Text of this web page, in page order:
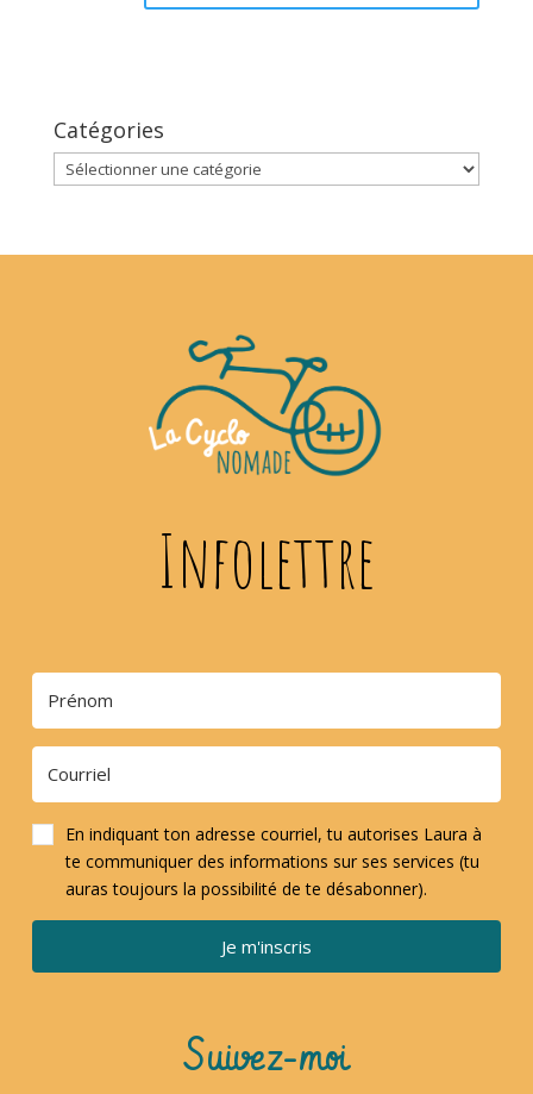
Catégories
Catégories
Infolettre
En indiquant ton adresse courriel, tu autorises Laura à
te communiquer des informations sur ses services (tu
auras toujours la possibilité de te désabonner).
Je m'inscris
Suivez-moi